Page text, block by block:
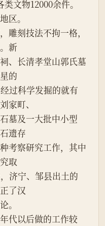
文物12000余件。
区。
雕刻技法不拘一格，
新
、长清孝堂山郭氏墓
的
过科学发掘的就有
家町、
墓及一大批中小型
遗存
考察研究工作，其中
取
济宁、邹县出土的
了汉
。
代以后做的工作较